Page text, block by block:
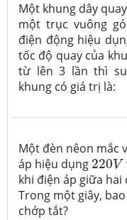
Một khung dây
một trục vuông
điện động hiệu
tốc độ quay của
từ lên 3 lần thì
khung có giá trị là:
Một đèn nêon mắc
áp hiệu dụng 220V
220V
khi điện áp giữa
Trong một giây,
chớp tắt?